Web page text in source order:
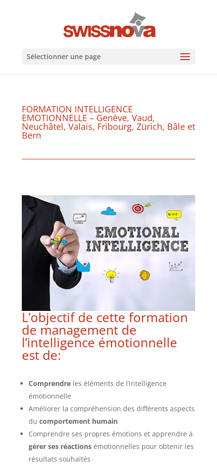
Sélectionner une page
FORMATION INTELLIGENCE
EMOTIONNELLE – Genève, Vaud,
Neuchâtel, Valais, Fribourg, Zürich, Bâle et
Bern
L’objectif de cette formation
de management de
l’intelligence émotionnelle
est de:
Comprendreles éléments de l’intelligence
émotionnelle
Améliorer la compréhension des différents aspects
du comportement humain
Comprendre ses propres émotions et apprendre à
gérer ses réactionsémotionnelles pour obtenir les
résultats souhaités